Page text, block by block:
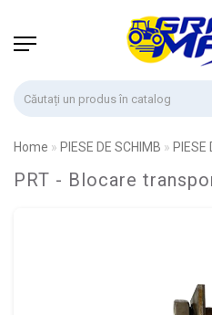
Home PIESE DE SCHIMB PIESE
PRT - Blocare